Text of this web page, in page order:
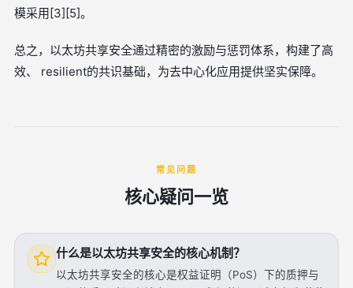
模采用[3][5]。
总之，以太坊共享安全通过精密的激励与惩罚体系，构建了高
效、 resilient的共识基础，为去中心化应用提供坚实保障。
常见问题
核心疑问一览
什么是以太坊共享安全的核心机制？
以太坊共享安全的核心是权益证明（PoS）下的质押与